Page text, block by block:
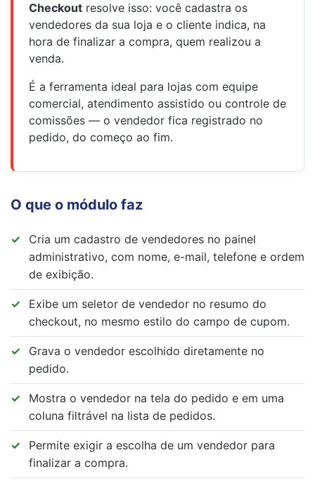
Checkout resolve isso: você cadastra os
vendedores da sua loja e o cliente indica, na
hora de finalizar a compra, quem realizou a
venda.
É a ferramenta ideal para lojas com equipe
comercial, atendimento assistido ou controle de
comissões — o vendedor fica registrado no
pedido, do começo ao fim.
O que o módulo faz
Cria um cadastro de vendedores no painel
administrativo, com nome, e-mail, telefone e ordem
de exibição.
Exibe um seletor de vendedor no resumo do
checkout, no mesmo estilo do campo de cupom.
Grava o vendedor escolhido diretamente no
pedido.
Mostra o vendedor na tela do pedido e em uma
coluna filtrável na lista de pedidos.
Permite exigir a escolha de um vendedor para
finalizar a compra.